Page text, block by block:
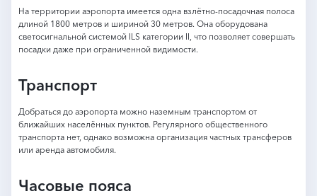
На территории аэропорта имеется одна взлётно-посадочная полоса
длиной 1800 метров и шириной 30 метров. Она оборудована
светосигнальной системой ILS категории II, что позволяет совершать
посадки даже при ограниченной видимости.
Транспорт
Добраться до аэропорта можно наземным транспортом от
ближайших населённых пунктов. Регулярного общественного
транспорта нет, однако возможна организация частных трансферов
или аренда автомобиля.
Часовые пояса